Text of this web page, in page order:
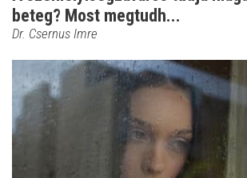
beteg? Most megtudh...
Dr. Csernus Imre